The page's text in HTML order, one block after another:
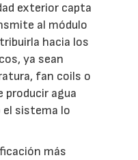
exterior capta
al módulo
hacia los
ya sean
fan coils o
producir agua
sistema lo
más